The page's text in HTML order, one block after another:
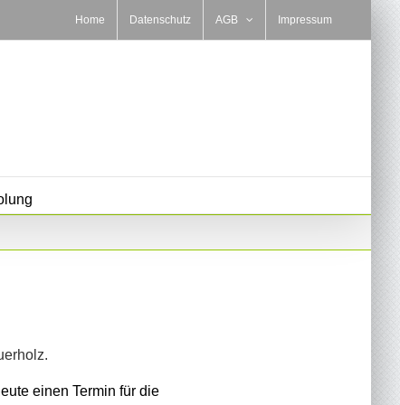
Home Datenschutz AGB Impressum
einen Termin für die